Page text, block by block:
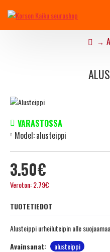
3.50€
Veroton: 2.79€
VARASTOSSA
Model:alusteippi
TUOTETIEDOT
Alusteippi urheiluteipin alle
Avainsanat:
alusteippi